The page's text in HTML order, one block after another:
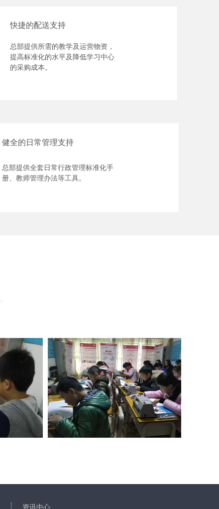
快捷的配送支持
总部提供所需的教学及运营物资，
提高标准化的水平及降低学习中心
的采购成本。
健全的日常管理支持
总部提供全套日常行政管理标准化手
册、教师管理办法等工具。
资讯中心